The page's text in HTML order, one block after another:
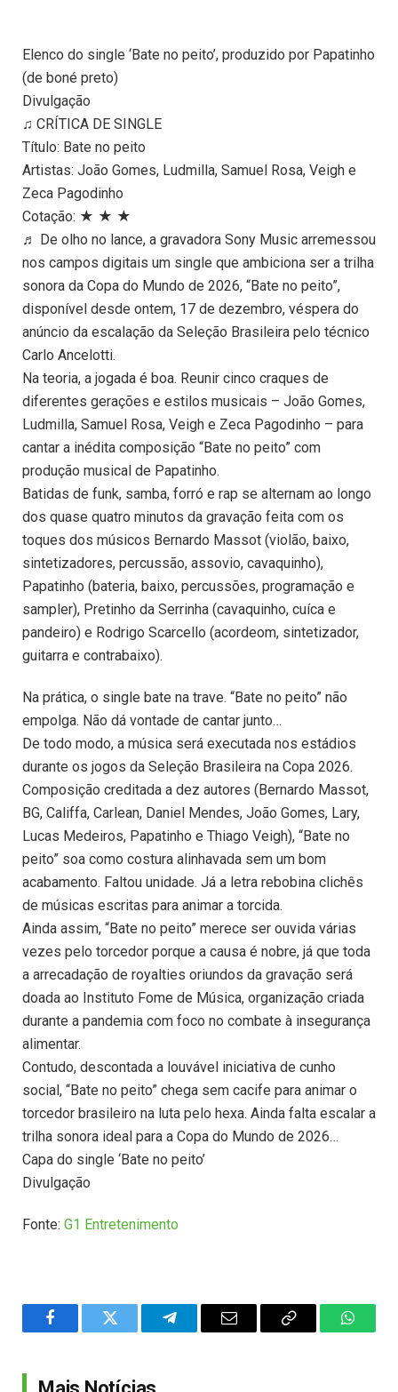
Elenco do single ‘Bate no peito’, produzido por Papatinho
(de boné preto)
Divulgação
♫ CRÍTICA DE SINGLE
Título: Bate no peito
Artistas: João Gomes, Ludmilla, Samuel Rosa, Veigh e
Zeca Pagodinho
Cotação: ★ ★ ★
♬ De olho no lance, a gravadora Sony Music arremessou
nos campos digitais um single que ambiciona ser a trilha
sonora da Copa do Mundo de 2026, “Bate no peito”,
disponível desde ontem, 17 de dezembro, véspera do
anúncio da escalação da Seleção Brasileira pelo técnico
Carlo Ancelotti.
Na teoria, a jogada é boa. Reunir cinco craques de
diferentes gerações e estilos musicais – João Gomes,
Ludmilla, Samuel Rosa, Veigh e Zeca Pagodinho – para
cantar a inédita composição “Bate no peito” com
produção musical de Papatinho.
Batidas de funk, samba, forró e rap se alternam ao longo
dos quase quatro minutos da gravação feita com os
toques dos músicos Bernardo Massot (violão, baixo,
sintetizadores, percussão, assovio, cavaquinho),
Papatinho (bateria, baixo, percussões, programação e
sampler), Pretinho da Serrinha (cavaquinho, cuíca e
pandeiro) e Rodrigo Scarcello (acordeom, sintetizador,
guitarra e contrabaixo).
Na prática, o single bate na trave. “Bate no peito” não
empolga. Não dá vontade de cantar junto…
De todo modo, a música será executada nos estádios
durante os jogos da Seleção Brasileira na Copa 2026.
Composição creditada a dez autores (Bernardo Massot,
BG, Califfa, Carlean, Daniel Mendes, João Gomes, Lary,
Lucas Medeiros, Papatinho e Thiago Veigh), “Bate no
peito” soa como costura alinhavada sem um bom
acabamento. Faltou unidade. Já a letra rebobina clichês
de músicas escritas para animar a torcida.
Ainda assim, “Bate no peito” merece ser ouvida várias
vezes pelo torcedor porque a causa é nobre, já que toda
a arrecadação de royalties oriundos da gravação será
doada ao Instituto Fome de Música, organização criada
durante a pandemia com foco no combate à insegurança
alimentar.
Contudo, descontada a louvável iniciativa de cunho
social, “Bate no peito” chega sem cacife para animar o
torcedor brasileiro na luta pelo hexa. Ainda falta escalar a
trilha sonora ideal para a Copa do Mundo de 2026…
Capa do single ‘Bate no peito’
Divulgação
Fonte: G1 Entretenimento
FacebookTwitter TelegramEmail
Copy
Mais Notícias